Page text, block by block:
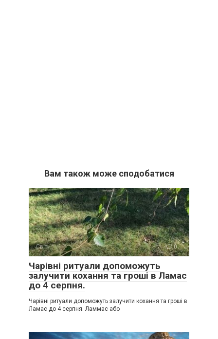
Вам також може сподобатися
Світ 0
Чарівні ритуали допоможуть
залучити кохання та гроші в Ламас
до 4 серпня.
Чарівні ритуали допоможуть залучити кохання та гроші в
Ламас до 4 серпня. Ламмас або